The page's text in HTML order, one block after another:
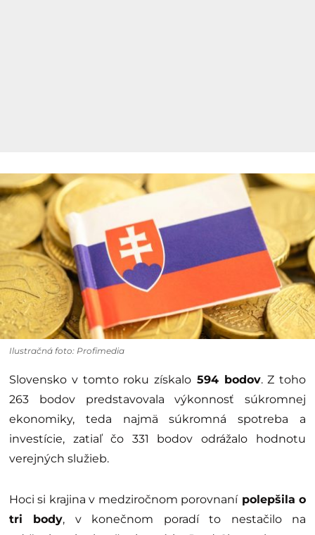
Ilustračná foto: Profimedia
Slovensko v tomto roku získalo 594 bodov. Z toho
263 bodov predstavovala výkonnosť súkromnej
ekonomiky, teda najmä súkromná spotreba a
investície, zatiaľ čo 331 bodov odrážalo hodnotu
verejných služieb.
Hoci si krajina v medziročnom porovnanípolepšila o
tri body, v konečnom poradí to nestačilo na